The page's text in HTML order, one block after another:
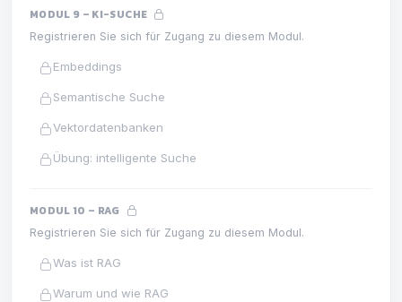
MODUL 9 – KI-SUCHE
Registrieren Sie sich für Zugang zu diesem Modul.
Embeddings
Semantische Suche
Vektordatenbanken
Übung: intelligente Suche
MODUL 10 – RAG
Registrieren Sie sich für Zugang zu diesem Modul.
Was ist RAG
Warum und wie RAG